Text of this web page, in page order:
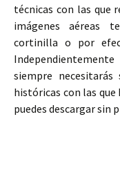
técnicas con las que
imágenes aéreas
cortinilla o por
siempre necesitarás
históricas con las que
puedes descargar sin